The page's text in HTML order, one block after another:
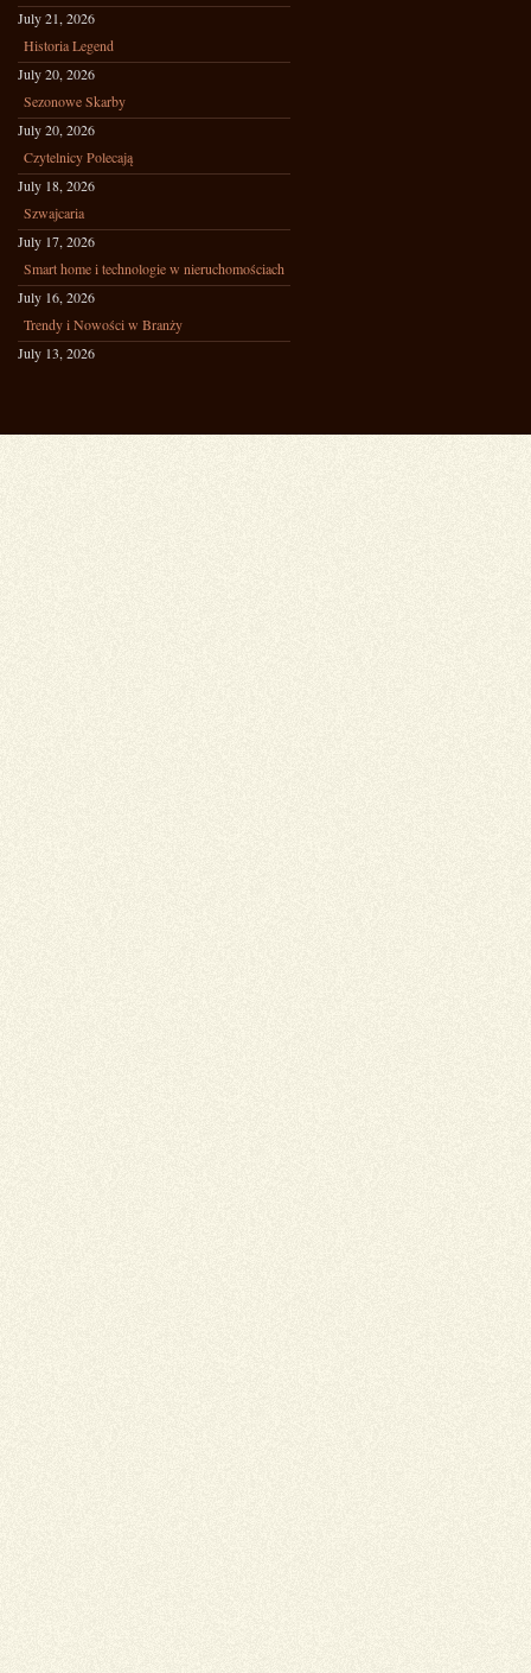
July 21, 2026
Historia Legend
July 20, 2026
Sezonowe Skarby
July 20, 2026
Czytelnicy Polecają
July 18, 2026
Szwajcaria
July 17, 2026
Smart home i technologie w nieruchomościach
July 16, 2026
Trendy i Nowości w Branży
July 13, 2026